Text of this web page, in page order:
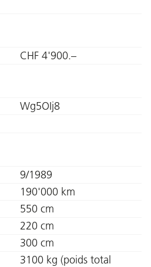
CHF 4'900.–
Wg5OIj8
9/1989
190'000 km
550 cm
220 cm
300 cm
3100 kg (poids total